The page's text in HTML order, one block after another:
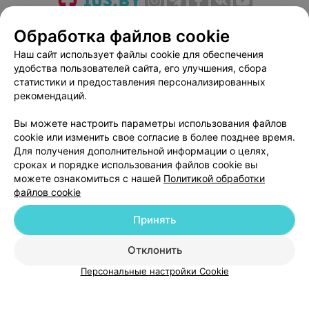
Медицинский маркетинг
Публичный договор
Пользовательское соглашение
Способы оплаты
Вакансии
Партнеры
Написать руководителю 103.by
Персональные настройки cookie
Обработка персональных данных
© 2026 ООО «Артокс Лаб», УНП 191700409| 220012, Республика Беларусь,
г. Минск, улица Толбухина, 2, пом. 16 | help@103.by
Обработка файлов cookie
Наш сайт использует файлы cookie для обеспечения
удобства пользователей сайта, его улучшения, сбора
статистики и предоставления персонализированных
рекомендаций.
Вы можете настроить параметры использования файлов
cookie или изменить свое согласие в более позднее время.
Для получения дополнительной информации о целях,
сроках и порядке использования файлов cookie вы
можете ознакомиться с нашей Политикой обработки
файлов cookie
Отклонить
Принять
Персональные настройки Cookie